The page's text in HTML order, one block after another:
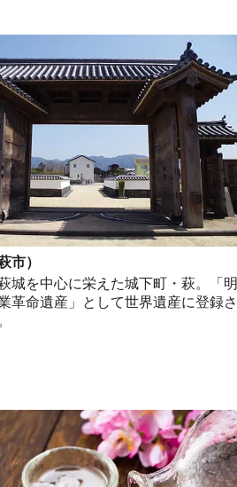
市）
城を中心に栄えた城下町・萩。「明
革命遺産」として世界遺産に登録さ